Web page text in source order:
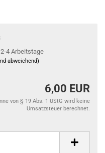
4 Arbeitstage
abweichend)
6,00 EUR
von § 19 Abs. 1 UStG wird keine
Umsatzsteuer berechnet.